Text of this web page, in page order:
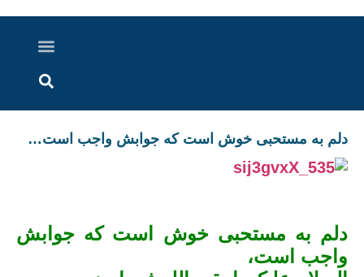
دلم به مستحبی خوش است که جوابش واجب است…
دلم به مستحبی خوش است که جوابش
واجب است،